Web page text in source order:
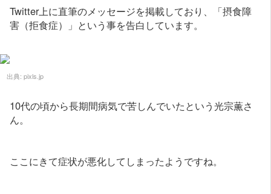
Twitter上に直筆のメッセージを掲載しており、「摂食障
害（拒食症）」という事を告白しています。
出典: pixls.jp
10代の頃から長期間病気で苦しんでいたという光宗薫さ
ん。
ここにきて症状が悪化してしまったようですね。